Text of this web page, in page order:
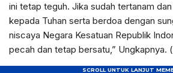
ini tetap teguh. Jika sudah tertanam
kepada Tuhan serta berdoa dengan
niscaya Negara Kesatuan Republik
pecah dan tetap bersatu,” Ungkapnya.